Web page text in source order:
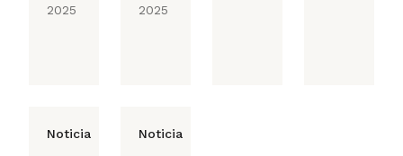
2025
2025
Noticia Noticia